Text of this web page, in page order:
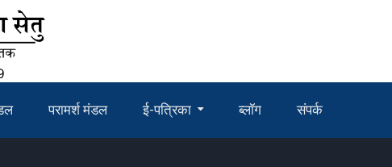
परामर्श मंडल ई-पत्रिका ब्लॉग संपर्क